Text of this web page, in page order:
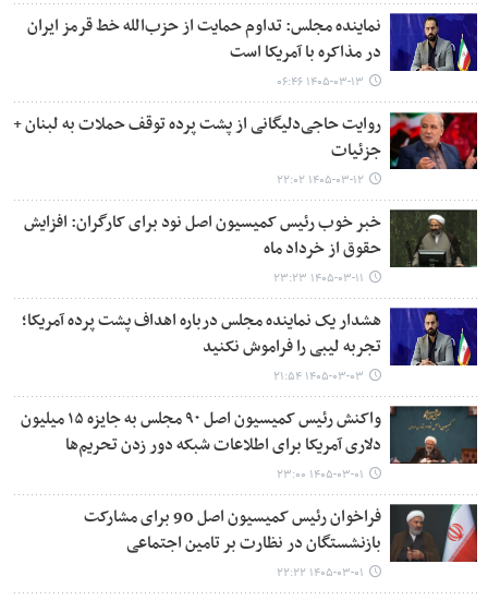
نماینده مجلس: تداوم حمایت از حزب‌الله خط قرمز ایران
در مذاکره با آمریکا است
۱۴۰۵-۰۳-۱۳ ۰۶:۴۶
روایت حاجی‌دلیگانی از پشت پرده توقف حملات به لبنان +
جزئیات
۱۴۰۵-۰۳-۱۲ ۲۲:۰۲
خبر خوب رئیس کمیسیون اصل نود برای کارگران: افزایش
حقوق از خرداد ماه
۱۴۰۵-۰۳-۱۱ ۲۳:۲۳
هشدار یک نماینده مجلس درباره اهداف پشت پرده آمریکا؛
تجربه لیبی را فراموش نکنید
۱۴۰۵-۰۳-۰۳ ۲۱:۵۴
واکنش رئیس کمیسیون اصل ۹۰ مجلس به جایزه ۱۵ میلیون
دلاری آمریکا برای اطلاعات شبکه دور زدن تحریم‌ها
۱۴۰۵-۰۳-۰۱ ۲۳:۰۰
فراخوان رئیس کمیسیون اصل 90 برای مشارکت
بازنشستگان در نظارت‌ بر تامین اجتماعی
۱۴۰۵-۰۳-۰۱ ۲۲:۲۲